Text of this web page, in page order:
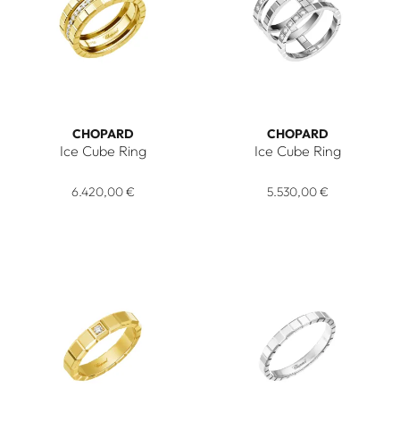
CHOPARD
Ice Cube Ring
6.420,00 €
CHOPARD
Ice Cube Ring
5.530,00 €